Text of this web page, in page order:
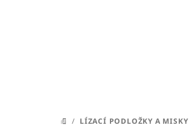
DOMŮ
/ LÍZACÍ PODLOŽKY A MISKY